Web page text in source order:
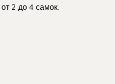
2 до 4 самок.